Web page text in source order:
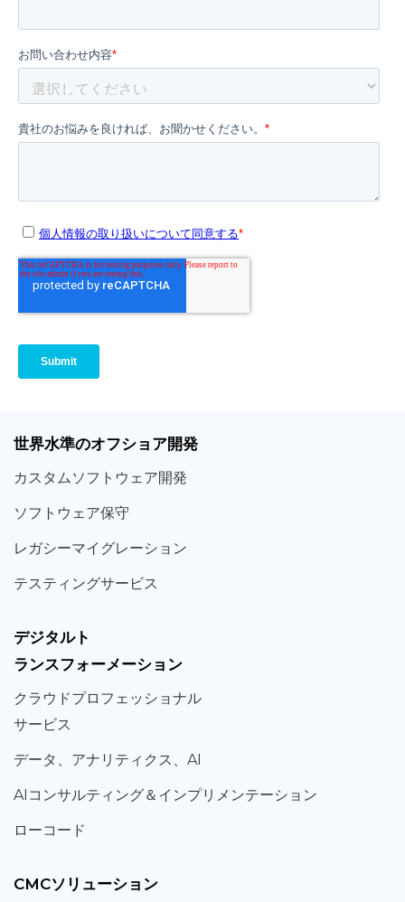
世界水準のオフショア開発
カスタムソフトウェア開発
ソフト ウェア保守
レガシーマイグレーション
テスティングサービス
デジタルト
ランスフォーメーション
クラウドプロフェッショナル
サービス
データ、 アナリティクス、 AI
AIコンサルティング＆ インプリメンテーション
ローコード
CMCソリューション